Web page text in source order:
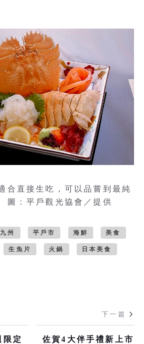
合直接生吃，可以品嘗到最純
：平戶觀光協會／提供
九州 平戶市 海鮮 美食
生魚片 火鍋 日本美食
限定
下一篇
佐賀4大伴手禮新上市